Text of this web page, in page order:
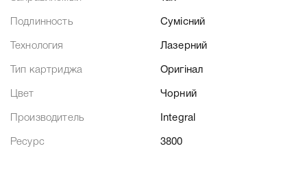
Подлинность Сумісний
Технология Лазерний
Тип картриджа Оригінал
Цвет Чорний
Производитель Integral
Ресурс 3800